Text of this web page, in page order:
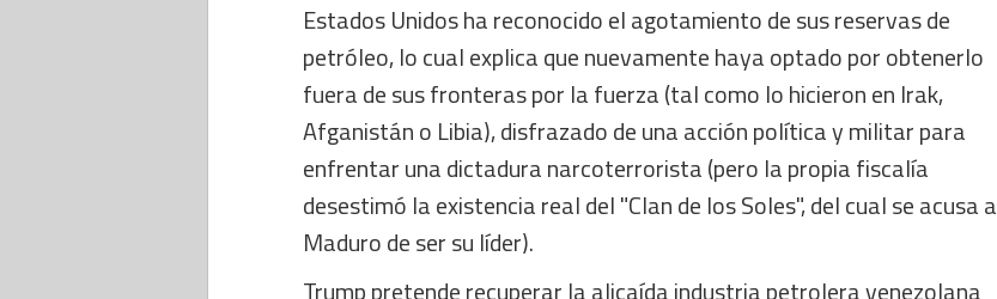
Estados Unidos ha reconocido el agotamiento de sus reservas de
petróleo, lo cual explica que nuevamente haya optado por obtenerlo
fuera de sus fronteras por la fuerza (tal como lo hicieron en Irak,
Afganistán o Libia), disfrazado de una acción política y militar para
enfrentar una dictadura narcoterrorista (pero la propia fiscalía
desestimó la existencia real del "Clan de los Soles", del cual se acusa a
Maduro de ser su líder).
Trump pretende recuperar la alicaída industria petrolera venezolana